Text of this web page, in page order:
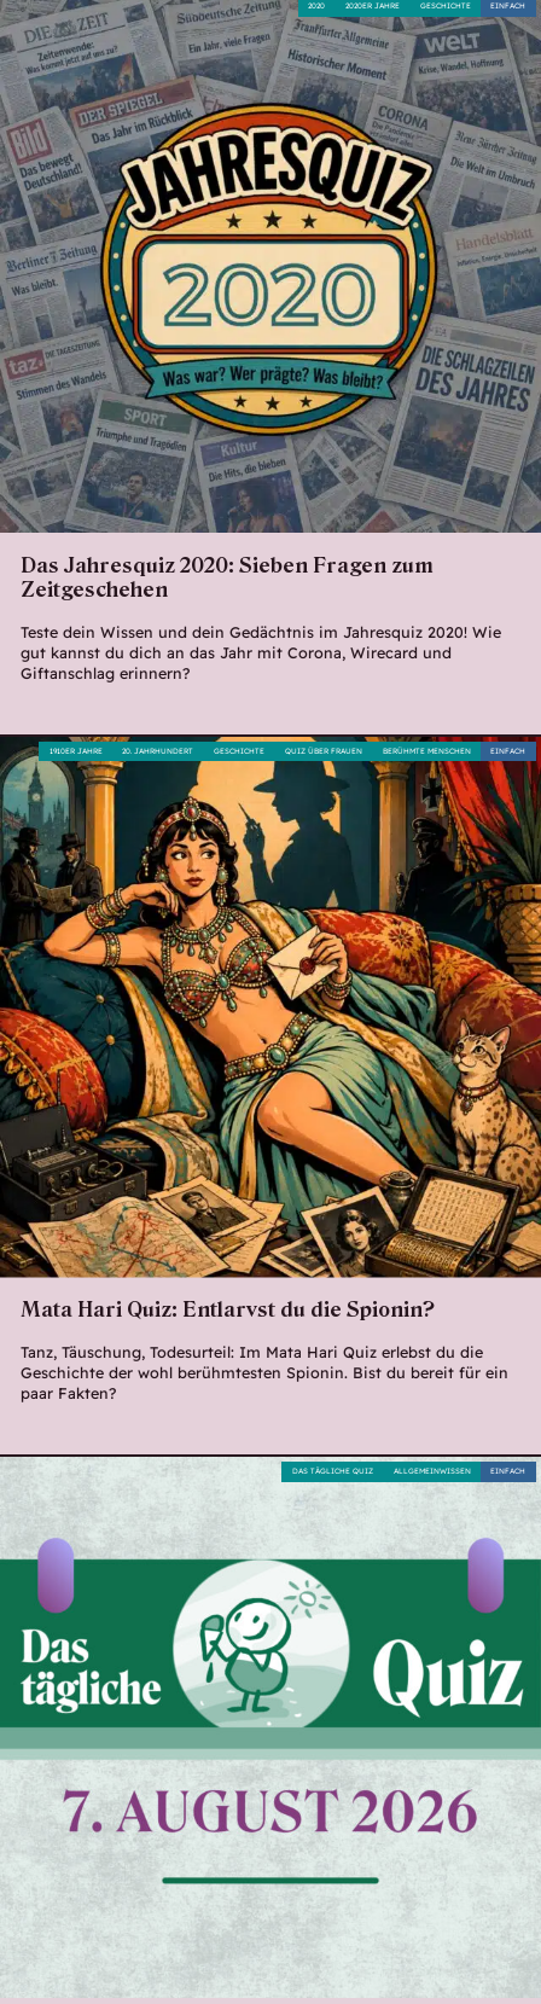
Das Jahresquiz 2020: Sieben Fragen zum
Zeitgeschehen
Teste dein Wissen und dein Gedächtnis im Jahresquiz 2020! Wie
gut kannst du dich an das Jahr mit Corona, Wirecard und
Giftanschlag erinnern?
EINFACH
GESCHICHTE
2020ER JAHRE
2020
Mata Hari Quiz: Entlarvst du die Spionin?
Tanz, Täuschung, Todesurteil: Im Mata Hari Quiz erlebst du die
Geschichte der wohl berühmtesten Spionin. Bist du bereit für ein
paar Fakten?
EINFACH
BERÜHMTE MENSCHEN
QUIZ ÜBER FRAUEN
GESCHICHTE
20. JAHRHUNDERT
1910ER JAHRE
EINFACH
ALLGEMEINWISSEN
DAS TÄGLICHE QUIZ